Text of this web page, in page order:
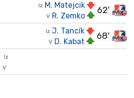
62'
Iz M. Matejcik
V R. Zemko
68'
Iz J. Tancík
V D. Kabat
Iz
V